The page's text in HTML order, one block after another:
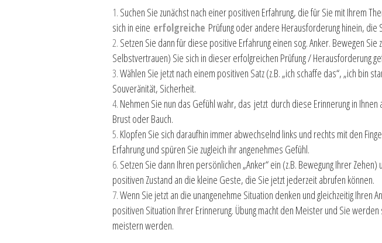
Suchen Sie zunächst nach einer positiven Erfahrung, die für Sie mit Ihrem
sich in eine erfolgreiche Prüfung oder andere Herausforderung hinein, die
Setzen Sie dann für diese positive Erfahrung einen sog. Anker. Bewegen
Selbstvertrauen) Sie sich in dieser erfolgreichen Prüfung / Herausforderung
Wählen Sie jetzt nach einem positiven Satz (z.B. „ich schaffe das“, „ich bin
Souveränität, Sicherheit.
Nehmen Sie nun das Gefühl wahr, das jetzt durch diese Erinnerung in
Brust oder Bauch.
Klopfen Sie sich daraufhin immer abwechselnd links und rechts mit den
Erfahrung und spüren Sie zugleich ihr angenehmes Gefühl.
Setzen Sie dann Ihren persönlichen „Anker“ ein (z.B. Bewegung Ihrer
positiven Zustand an die kleine Geste, die Sie jetzt jederzeit abrufen können.
Wenn Sie jetzt an die unangenehme Situation denken und gleichzeitig
positiven Situation Ihrer Erinnerung. Übung macht den Meister und Sie
meistern werden.